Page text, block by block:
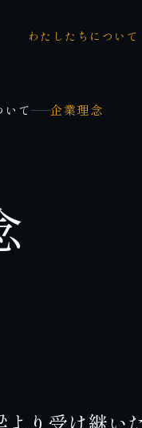
わたしたちについて
て 企業理念